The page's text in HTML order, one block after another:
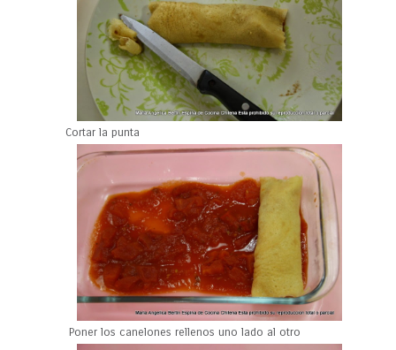
Cortar la punta
Poner los canelones rellenos uno lado al otro